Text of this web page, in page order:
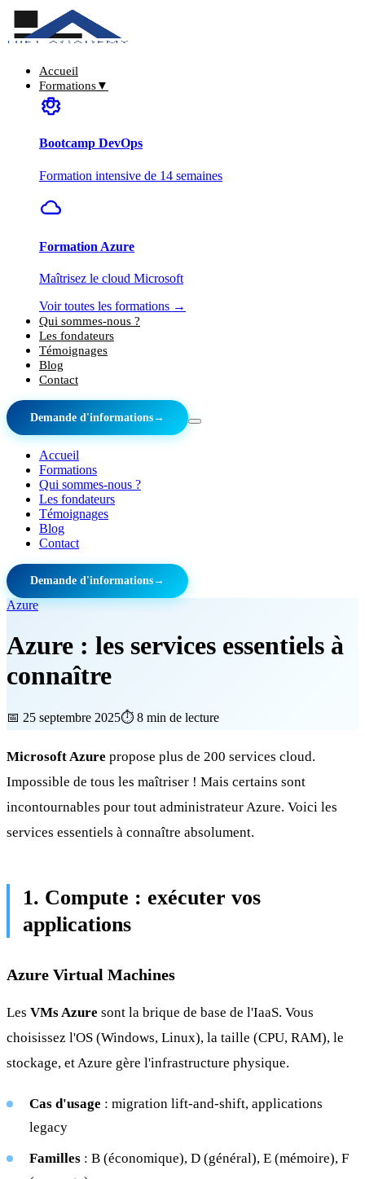
Accueil
Formations▼
Bootcamp DevOps
Formation intensive de 14 semaines
Formation Azure
Maîtrisez le cloud Microsoft
Voir toutes les formations →
Qui sommes-nous ?
Les fondateurs
Témoignages
Blog
Contact
Demande d'informations→
Accueil
Formations
Qui sommes-nous ?
Les fondateurs
Témoignages
Blog
Contact
Demande d'informations→
Azure
Azure : les services essentiels à
connaître
📅 25 septembre 2025⏱️ 8 min de lecture
Microsoft Azure propose plus de 200 services cloud.
Impossible de tous les maîtriser ! Mais certains sont
incontournables pour tout administrateur Azure. Voici les
services essentiels à connaître absolument.
1. Compute : exécuter vos
applications
Azure Virtual Machines
Les VMs Azure sont la brique de base de l'IaaS. Vous
choisissez l'OS (Windows, Linux), la taille (CPU, RAM), le
stockage, et Azure gère l'infrastructure physique.
Cas d'usage : migration lift-and-shift, applications
legacy
Familles : B (économique), D (général), E (mémoire), F